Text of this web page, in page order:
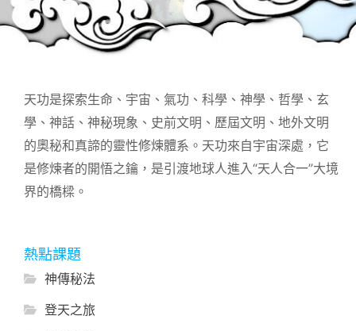
天功是探索生命、宇宙、氣功、科學、神學、哲學、玄
學、神話、神秘現象、史前文明、歷屆文明、地外文明
的奧秘和真諦的靈性修煉體系。天功來自宇宙深處，它
是修煉者的開悟之鑰，是引渡地球人進入“天人合一”大境
界的橋樑。
熱點課題
神傳秘法
登天之旅